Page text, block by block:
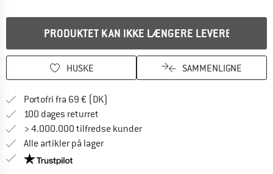
PRODUKTET KAN IKKE LÆNGERE LEVERES
HUSKE SAMMENLIGNE
Portofri fra 69 € (DK)
100 dages returret
> 4.000.000 tilfredse kunder
Alle artikler på lager
Vi er Trustpilot-certificeret - oplysningerne får du